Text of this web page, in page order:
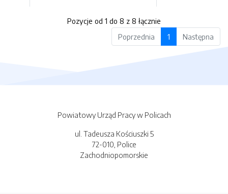
Pozycje od 1 do 8 z 8 łącznie
Poprzednia
1 Następna
Powiatowy Urząd Pracy w Policach
ul. Tadeusza Kościuszki 5
72-010, Police
Zachodniopomorskie